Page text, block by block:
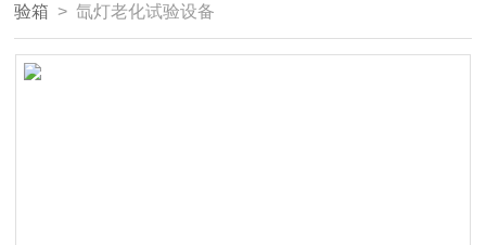
验箱 > 氙灯老化试验设备